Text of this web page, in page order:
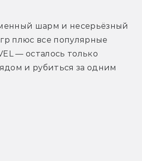
шарм и несерьёзный
плюс все популярные
— осталось только
и рубиться за одним